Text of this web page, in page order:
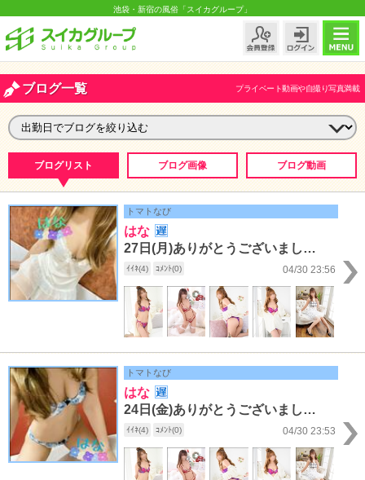
池袋・新宿の風俗「スイカグループ」
ブログ一覧 プライベート動画や自撮り写真満載
ブログリスト ブログ画像 ブログ動画
トマトなび
はな
27日(月)ありがとうございました～!!!
ｲｲﾈ(4) ｺﾒﾝﾄ(0) 04/30 23:56
トマトなび
はな
24日(金)ありがとうございました～!!!
ｲｲﾈ(4) ｺﾒﾝﾄ(0) 04/30 23:53